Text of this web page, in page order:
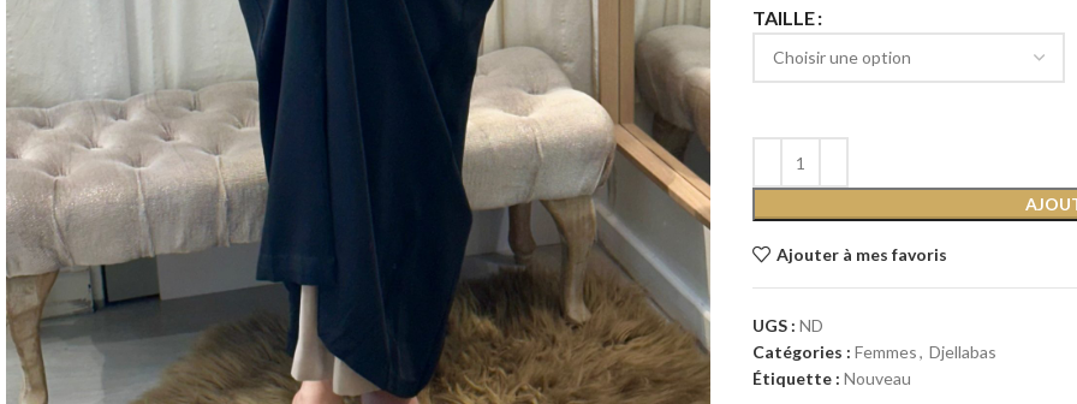
TAILLE
Ajouter à mes favoris
UGS : ND
Catégories : Femmes, Djellabas
Étiquette : Nouveau